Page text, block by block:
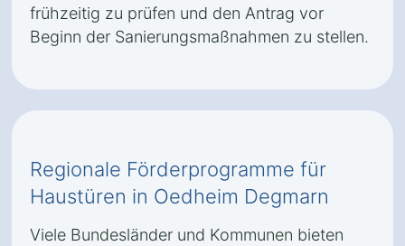
frühzeitig zu prüfen und den Antrag vor
Beginn der Sanierungsmaßnahmen zu stellen.
Regionale Förderprogramme für
Haustüren in Oedheim Degmarn
Viele Bundesländer und Kommunen bieten